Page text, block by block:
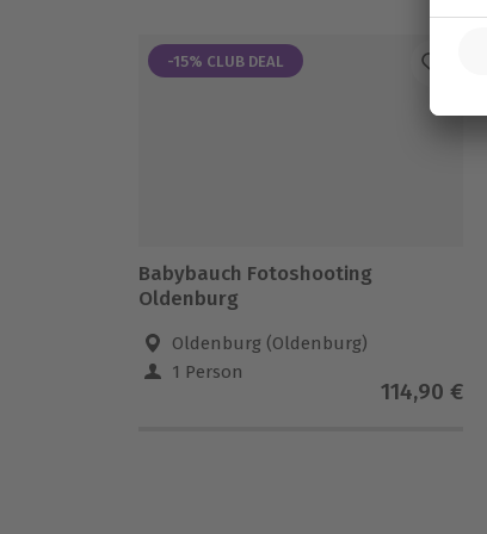
-15% CLUB DEAL
Babybauch Fotoshooting
Oldenburg
Oldenburg (Oldenburg)
1 Person
114,90 €